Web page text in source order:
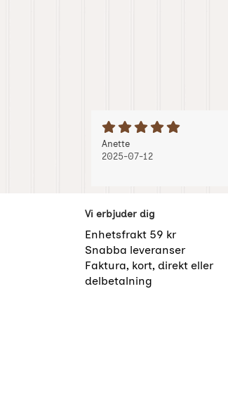
Betyg: 5 Stjärnor av 5
Recension av:
Anette, 2025-07-12
, 2025-07-12
2025-07-12
länkar Vi erbjuder dig
Enhetsfrakt 59 kr
Snabba leveranser
Faktura, kort, direkt eller
delbetalning